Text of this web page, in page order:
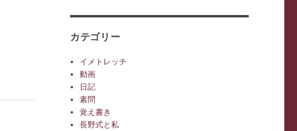
イ
カテゴリー
イメトレッチ
動画
日記
素問
覚え書き
長野式と私